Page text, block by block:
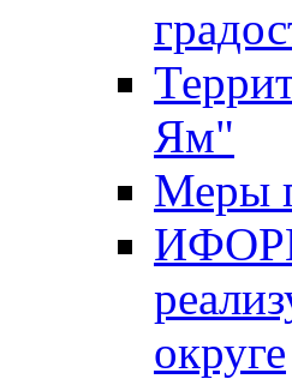
Ям"
Меры
округе